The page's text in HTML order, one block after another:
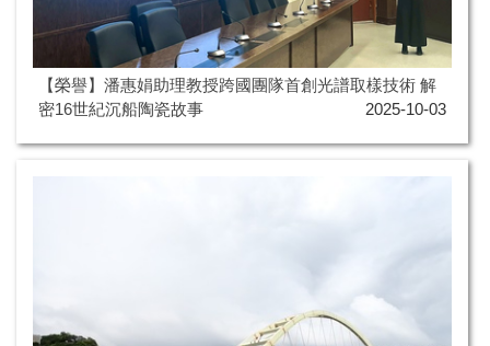
【榮譽】潘惠娟助理教授跨國團隊首創光譜取樣技術 解
密16世紀沉船陶瓷故事
2025-10-03